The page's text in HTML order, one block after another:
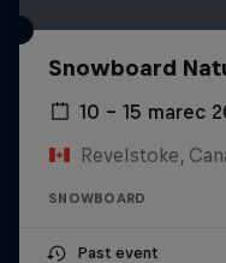
Snowboard
10 – 15 marec
Revelstoke,
SNOWBOARD
Past event